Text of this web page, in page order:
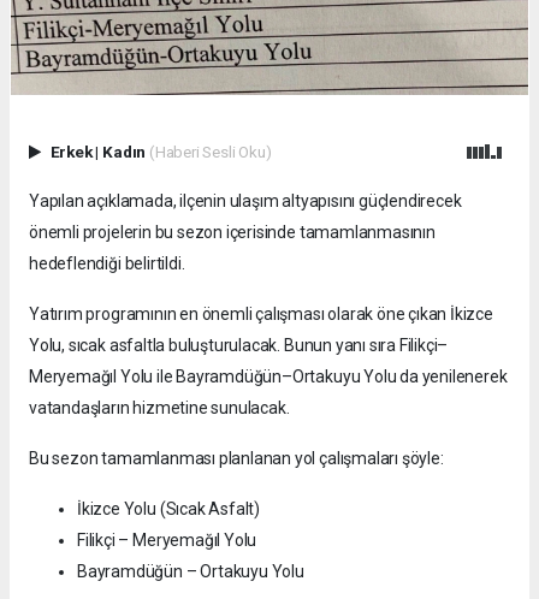
Erkek| Kadın (Haberi Sesli Oku)
Yapılan açıklamada, ilçenin ulaşım altyapısını güçlendirecek
önemli projelerin bu sezon içerisinde tamamlanmasının
hedeflendiği belirtildi.
Yatırım programının en önemli çalışması olarak öne çıkan İkizce
Yolu, sıcak asfaltla buluşturulacak. Bunun yanı sıra Filikçi–
Meryemağıl Yolu ile Bayramdüğün–Ortakuyu Yolu da yenilenerek
vatandaşların hizmetine sunulacak.
Bu sezon tamamlanması planlanan yol çalışmaları şöyle:
İkizce Yolu (Sıcak Asfalt)
Filikçi – Meryemağıl Yolu
Bayramdüğün – Ortakuyu Yolu